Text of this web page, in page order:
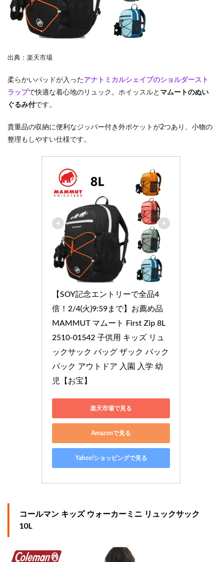
出典：楽天市場
柔らかいパッドが入ったアナトミカルシェイプのショルダースト
ラップで快適な着心地のリュック。ホイッスルと マムートのぬい
ぐるみ付です。
貴重品の収納に便利なジッパー付き外ポケットが2つあり、小物の
整理もしやすい仕様です。
【SOY記念エントリーで全品4
倍！2/4(火)9:59まで】お薦め品
MAMMUT マムート First Zip 8L
2510-01542 子供用 キッズ リュ
ックサック バッグ ザック バック
パック アウトドア 入園 入学 幼
児【お宝】
楽天市場で見る
Amazonで見る
Yahoo!ショッピングで見る
コールマン キッズ ウォーカーミニ リュックサック
10L